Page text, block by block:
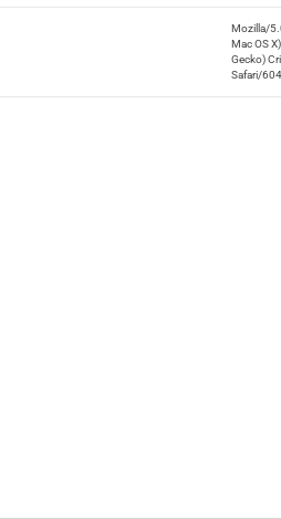
Mozilla/
Mac OS
Gecko)
Safari/